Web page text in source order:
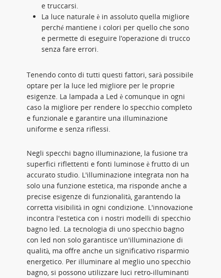
e truccarsi.
La luce naturale è in assoluto quella migliore
perché mantiene i colori per quello che sono
e permette di eseguire l’operazione di trucco
senza fare errori.
Tenendo conto di tutti questi fattori, sarà possibile
optare per la luce led migliore per le proprie
esigenze. La lampada a Led è comunque in ogni
caso la migliore per rendere lo specchio completo
e funzionale e garantire una illuminazione
uniforme e senza riflessi.
Negli specchi bagno illuminazione, la fusione tra
superfici riflettenti e fonti luminose è frutto di un
accurato studio. L'illuminazione integrata non ha
solo una funzione estetica, ma risponde anche a
precise esigenze di funzionalità, garantendo la
corretta visibilità in ogni condizione. L'innovazione
incontra l'estetica con i nostri modelli di specchio
bagno led. La tecnologia di uno specchio bagno
con led non solo garantisce un'illuminazione di
qualità, ma offre anche un significativo risparmio
energetico. Per illuminare al meglio uno specchio
bagno, si possono utilizzare luci retro-illuminanti